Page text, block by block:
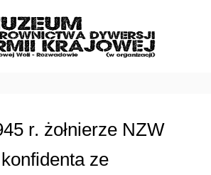
r. żołnierze NZW
ze